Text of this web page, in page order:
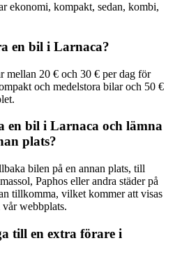
ekonomi, kompakt, sedan, kombi,
en bil i Larnaca?
mellan 20 € och 30 € per dag för
och medelstora bilar och 50 €
en bil i Larnaca och lämna
plats?
bilen på en annan plats, till
Paphos eller andra städer på
tillkomma, vilket kommer att visas
vår webbplats.
till en extra förare i